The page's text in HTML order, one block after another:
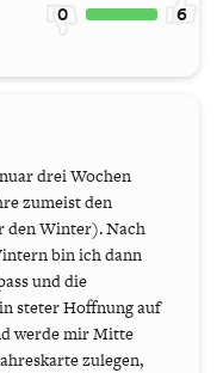
0 6
drei Wochen
zumeist den
den Winter). Nach
bin ich dann
und die
steter Hoffnung auf
werde mir Mitte
zulegen,